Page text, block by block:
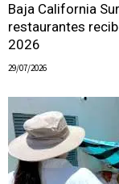
Baja California
restaurantes
2026
29/07/2026